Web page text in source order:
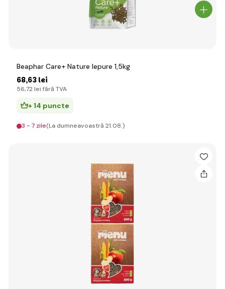
Beaphar Care+ Nature Iepure 1,5kg
68,63 lei
56,72 lei fără TVA
+ 14 puncte
3 - 7 zile(La dumneavoastră 21.08.)